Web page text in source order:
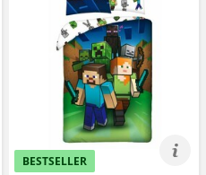
BESTSELLER